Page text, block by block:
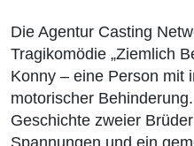
Die Agentur Casting
Tragikomödie „Ziemlich
Konny – eine Person mit
motorischer
Geschichte zweier
Spannungen und ein